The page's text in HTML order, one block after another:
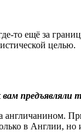
то ещё за
целью.
вам
в Англии,